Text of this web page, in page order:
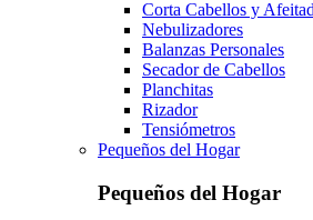
Corta Cabellos y
Nebulizadores
Balanzas Personales
Secador de Cabellos
Planchitas
Rizador
Tensiómetros
Pequeños del Hogar
Pequeños del Hogar